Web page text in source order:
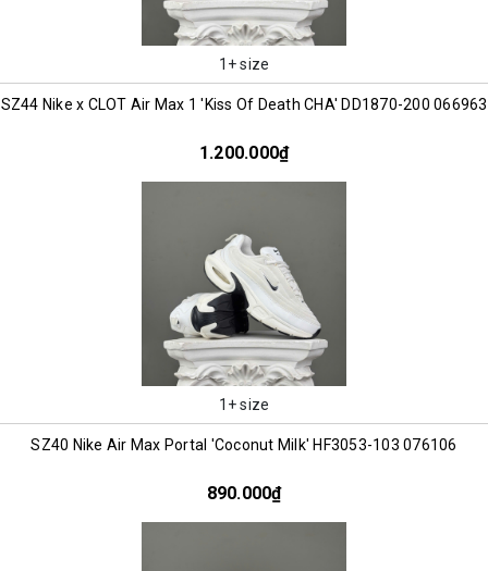
1+ size
SZ44 Nike x CLOT Air Max 1 'Kiss Of Death CHA' DD1870-200 066963
1.200.000₫
1+ size
SZ40 Nike Air Max Portal 'Coconut Milk' HF3053-103 076106
890.000₫